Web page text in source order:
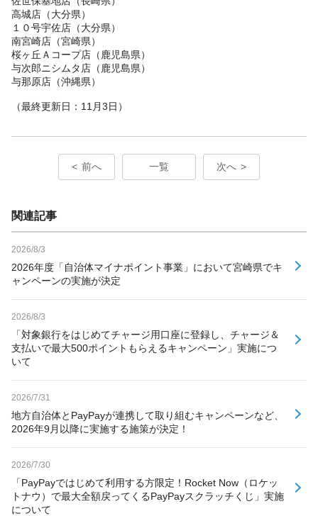
高城店（大分県）
１０号宇佐店（大分県）
南宮崎店（宮崎県）
桜ヶ丘Ａコープ店（鹿児島県）
与次郎ニシムタ店（鹿児島県）
与那原店（沖縄県）
（最終更新日：11月3日）
前へ 一覧 次へ
関連記事
2026/8/3
2026年度「自治体マイナポイント事業」において宮崎県でキ
ャンペーンの実施が決定
2026/8/3
「対象銀行をはじめてチャージ用口座に登録し、チャージ＆
支払いで最大500ポイントもらえるキャンペーン」実施につ
いて
2026/7/31
地方自治体とPayPayが連携して取り組むキャンペーンなど、
2026年9月以降に実施する施策が決定！
2026/7/30
「PayPayではじめて利用する方限定！Rocket Now（ロケッ
トナウ）で最大全額戻ってくるPayPayスクラッチくじ」実施
について